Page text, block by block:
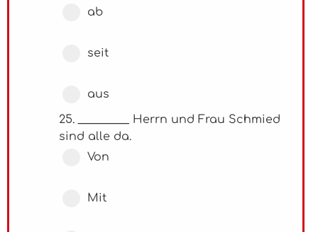
ab
seit
aus
25. _________ Herrn und Frau Schmied
sind alle da.
Von
Mit